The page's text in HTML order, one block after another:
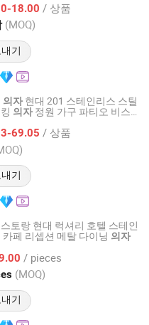
18.00 / 상품
(MOQ)
기
의자 현대 201 스테인리스 스틸
의자 정원 가구 파티오 비스트
69.05 / 상품
기
이후 2026
토랑 현대 럭셔리 호텔 스테인
카페 리셉션 메탈 다이닝 의자
/ pieces
(MOQ)
기
Co., Ltd
2024